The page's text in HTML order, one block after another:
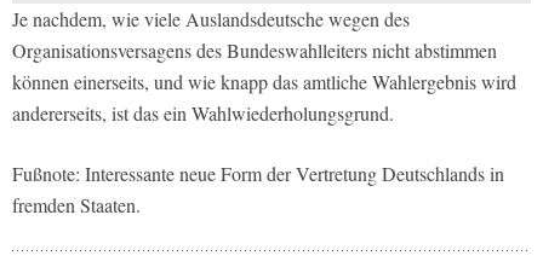
Je nachdem, wie viele Auslandsdeutsche wegen des
Organisationsversagens des Bundeswahlleiters nicht abstimmen
können einerseits, und wie knapp das amtliche Wahlergebnis wird
andererseits, ist das ein Wahlwiederholungsgrund.
Fußnote: Interessante neue Form der Vertretung Deutschlands in
fremden Staaten.